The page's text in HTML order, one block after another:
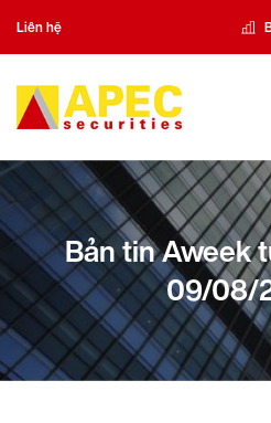
Liên hệ
Bản tin Aweek
09/08/